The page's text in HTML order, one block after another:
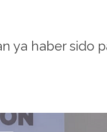
ya haber sido